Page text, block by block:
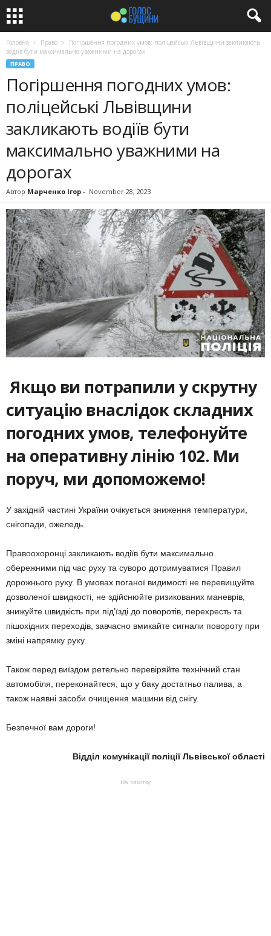
Головна Право
Погіршення погодних умов: поліцейські Львівщини закликають
водіїв бути максимально уважними на дорогах
ПРАВО
Погіршення погодних умов:
поліцейські Львівщини
закликають водіїв бути
максимально уважними на
дорогах
Автор Марченко Ігор - November 28, 2023
Якщо ви потрапили у скрутну
ситуацію внаслідок складних
погодних умов, телефонуйте
на оперативну лінію 102. Ми
поруч, ми допоможемо!
У західній частині України очікується зниження температури,
снігопади, ожеледь.
Правоохоронці закликають водіїв бути максимально
обережними під час руху та суворо дотримуватися Правил
дорожнього руху. В умовах поганої видимості не перевищуйте
дозволеної швидкості, не здійснюйте ризикованих маневрів,
знижуйте швидкість при під’їзді до поворотів, перехресть та
пішохідних переходів, завчасно вмикайте сигнали повороту при
зміні напрямку руху.
Також перед виїздом ретельно перевіряйте технічний стан
автомобіля, переконайтеся, що у баку достатньо палива, а
також наявні засоби очищення машини від снігу.
Безпечної вам дороги!
Відділ комунікації поліції Львівської області
На замітку